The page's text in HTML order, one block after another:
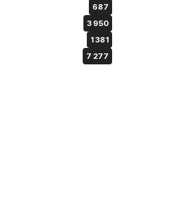
687
3 950
1 381
7 277